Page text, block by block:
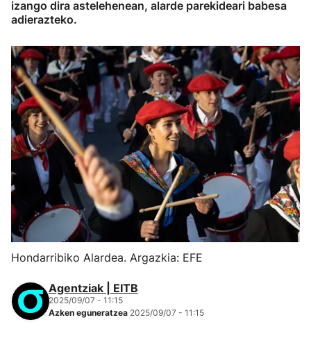
izango dira astelehenean, alarde parekideari babesa
adierazteko.
Hondarribiko Alardea. Argazkia: EFE
Agentziak | EITB
2025/09/07 - 11:15
Azken eguneratzea 2025/09/07 - 11:15